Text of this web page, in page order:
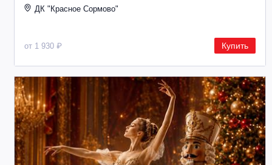
ДК "Красное Сормово"
от 1 930 ₽ Купить